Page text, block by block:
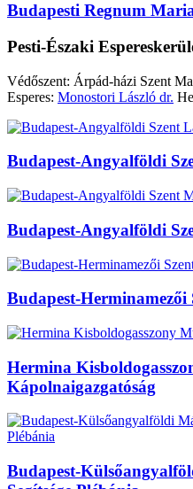
Budapesti Regnum
Pesti-Északi
Védőszent: Árpád-házi Szent
Esperes: Monostori László dr.
Budapest-Angyalföldi
Budapest-Angyalföldi
Budapest-Herminamezői
Hermina
Kápolnaigazgatóság
Budapest-